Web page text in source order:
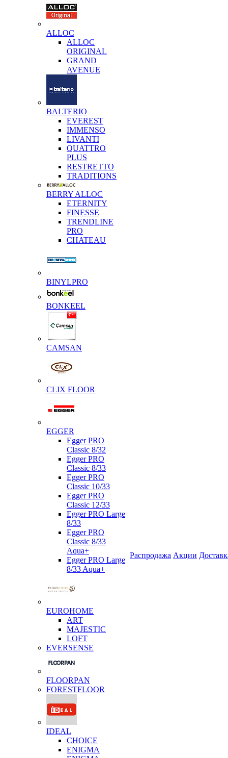
ALLOC
ALLOC
ORIGINAL
GRAND
AVENUE
BALTERIO
EVEREST
IMMENSO
LIVANTI
QUATTRO
PLUS
RESTRETTO
TRADITIONS
BERRY ALLOC
ETERNITY
FINESSE
TRENDLINE
PRO
CHATEAU
BINYLPRO
BONKEEL
CAMSAN
CLIX FLOOR
EGGER
Egger PRO
Classic 8/32
Egger PRO
Classic 8/33
Egger PRO
Classic 10/33
Egger PRO
Classic 12/33
Egger PRO Large
8/33
Egger PRO
Classic 8/33
Aqua+
Egger PRO Large
8/33 Aqua+
EUROHOME
ART
MAJESTIC
LOFT
EVERSENSE
FLOORPAN
FORESTFLOOR
IDEAL
CHOICE
ENIGMA
Распродажа Акции